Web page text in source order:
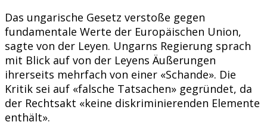
Das ungarische Gesetz verstoße gegen
fundamentale Werte der Europäischen Union,
sagte von der Leyen. Ungarns Regierung sprach
mit Blick auf von der Leyens Äußerungen
ihrerseits mehrfach von einer «Schande». Die
Kritik sei auf «falsche Tatsachen» gegründet, da
der Rechtsakt «keine diskriminierenden Elemente
enthält».